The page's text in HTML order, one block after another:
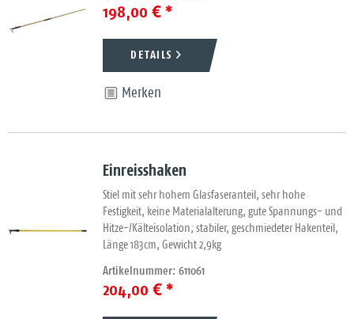
198,00 € *
DETAILS
Merken
Einreisshaken
Stiel mit sehr hohem Glasfaseranteil, sehr hohe
Festigkeit, keine Materialalterung, gute Spannungs- und
Hitze-/Kälteisolation; stabiler, geschmiedeter Hakenteil,
Länge 183cm, Gewicht 2,9kg
Artikelnummer: 611061
204,00 € *